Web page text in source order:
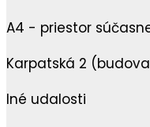
A4 - priestor
Karpatská 2
Iné udalosti